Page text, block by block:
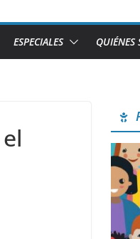
ESPECIALES QUIÉNES